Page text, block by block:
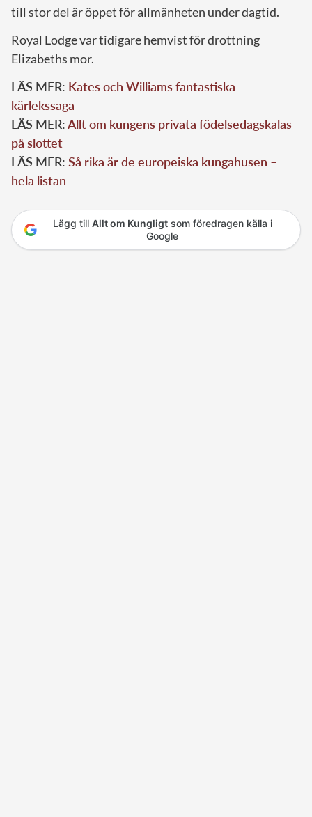
till stor del är öppet för allmänheten under dagtid.
Royal Lodge var tidigare hemvist för drottning
Elizabeths mor.
LÄS MER: Kates och Williams fantastiska
kärlekssaga
LÄS MER:Allt om kungens privata födelsedagskalas
på slottet
LÄS MER: Så rika är de europeiska kungahusen –
hela listan
Lägg till Allt om Kungligtsom föredragen källa i
Google